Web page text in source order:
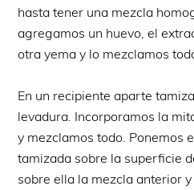
hasta tener una mezcla
agregamos un huevo, el
otra yema y lo mezclamos
En un recipiente aparte
levadura. Incorporamos la
y mezclamos todo. Ponemos
tamizada sobre la superficie
sobre ella la mezcla anterior